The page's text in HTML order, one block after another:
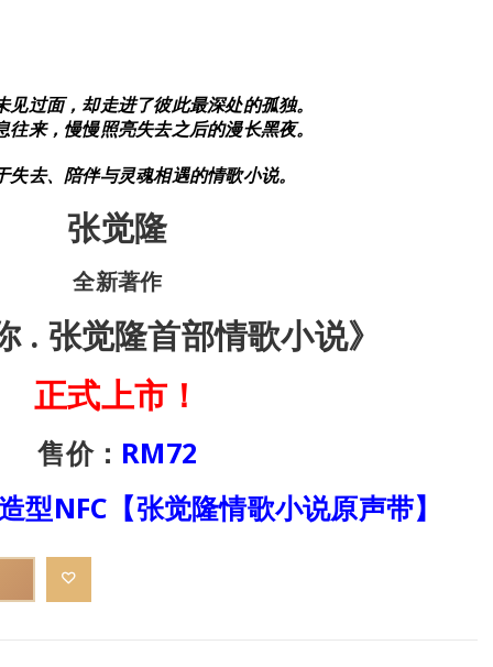
见过面，却走进了彼此最深处的孤独。
往来，慢慢照亮失去之后的漫长黑夜。
失去、陪伴与灵魂相遇的情歌小说。
张觉隆
全新著作
. 张觉隆首部情歌小说》
正式上市！
售价： RM72
型NFC【张觉隆情歌小说原声带】